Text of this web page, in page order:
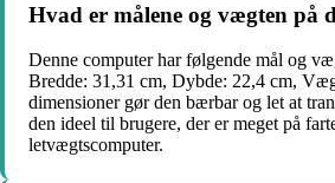
Hvad er målene og vægten på
Denne computer har følgende mål og
Bredde: 31,31 cm, Dybde: 22,4 cm,
dimensioner gør den bærbar og let at
den ideel til brugere, der er meget på
letvægtscomputer.